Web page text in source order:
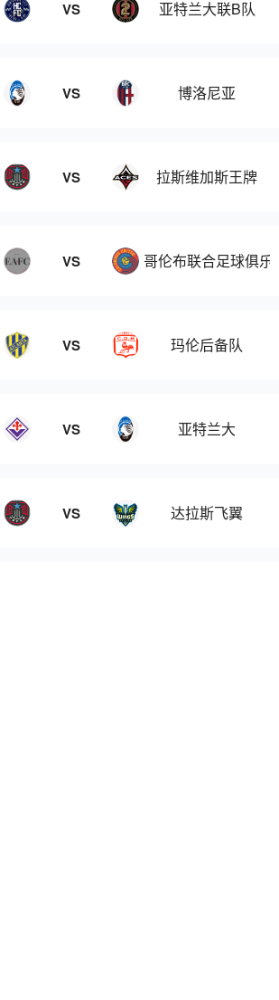
VS 亚特兰大联B队
VS 博洛尼亚
VS 拉斯维加斯王牌
VS 哥伦布联合足球俱乐部
VS 玛伦后备队
VS 亚特兰大
VS 达拉斯飞翼